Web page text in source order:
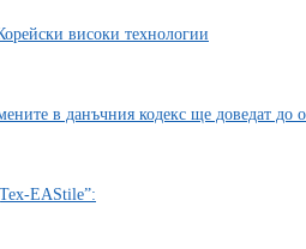
високи технологии
в данъчния кодекс ще доведат до
EAStile”: